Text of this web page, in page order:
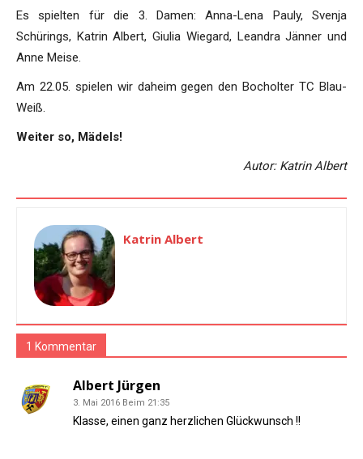
Es spielten für die 3. Damen: Anna-Lena Pauly, Svenja
Schürings, Katrin Albert, Giulia Wiegard, Leandra Jänner und
Anne Meise.
Am 22.05. spielen wir daheim gegen den Bocholter TC Blau-
Weiß.
Weiter so, Mädels!
Autor: Katrin Albert
Katrin Albert
1 Kommentar
Albert Jürgen
3. Mai 2016 Beim 21:35
Klasse, einen ganz herzlichen Glückwunsch !!